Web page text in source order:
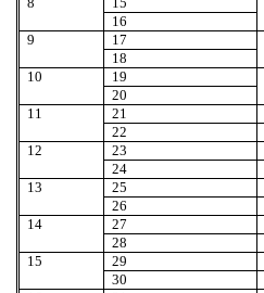
16
9
17
18
10
19
20
11
21
22
12
23
24
13
25
26
14
27
28
15
29
30